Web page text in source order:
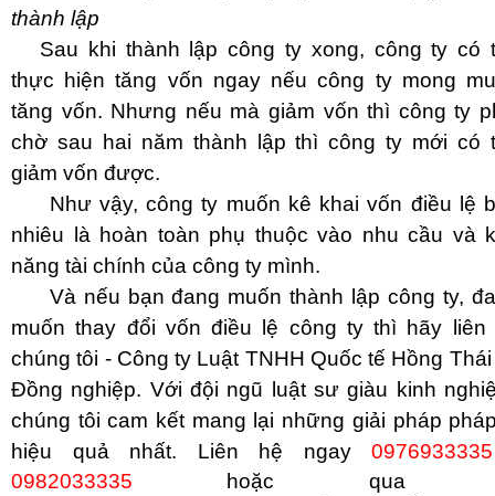
thành lập
Sau khi thành lập công ty xong, công ty có
thực hiện tăng vốn ngay nếu công ty mong
tăng vốn. Nhưng nếu mà giảm vốn thì công ty
chờ sau hai năm thành lập thì công ty mới có
giảm vốn được.
Như vậy, công ty muốn kê khai vốn điều lệ
nhiêu là hoàn toàn phụ thuộc vào nhu cầu và
năng tài chính của công ty mình.
Và nếu bạn đang muốn thành lập công ty,
muốn thay đổi vốn điều lệ công ty thì hãy liên
chúng tôi - Công ty Luật TNHH Quốc tế Hồng
Đồng nghiệp. Với đội ngũ luật sư giàu kinh
chúng tôi cam kết mang lại những giải pháp
hiệu quả nhất. Liên hệ ngay
0982033335
hoặc qua